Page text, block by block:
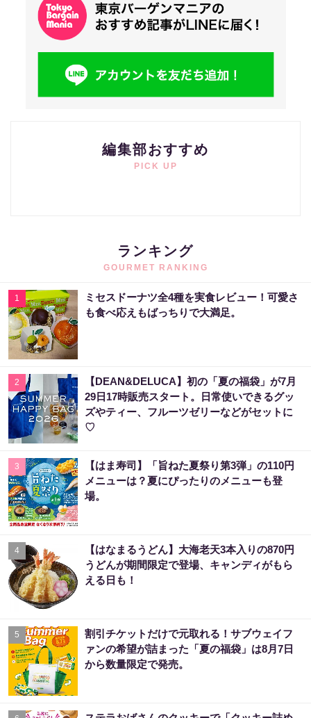
編集部おすすめ
PICK UP
ランキング
GOURMET RANKING
1
ミセスドーナツ全4種を実食レビュー！可愛さ
も食べ応えもばっちりで大満足。
2
【DEAN&DELUCA】初の「夏の福袋」が7月
29日17時販売スタート。日常使いできるグッ
ズやティー、フルーツゼリーなどがセットに
♡
3
【はま寿司】「旨ねた夏祭り第3弾」の110円
メニューは？夏にぴったりのメニューも登
場。
4
【はなまるうどん】大海老天3本入りの870円
うどんが期間限定で登場、キャンディがもら
える日も！
5
割引チケットだけで元取れる！サブウェイフ
ァンの希望が詰まった「夏の福袋」は8月7日
から数量限定で発売。